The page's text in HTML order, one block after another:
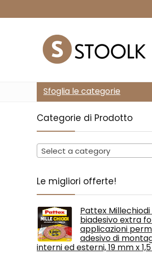
Sfoglia le categorie
Categorie di Prodotto
Select a category
Le migliori offerte!
Pattex
biadesivo extra
applicazioni
adesivo di
interni ed esterni, 19 mm x